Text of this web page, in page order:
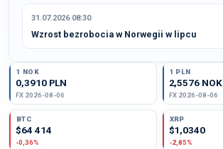
31.07.2026 08:30
Wzrost bezrobocia w Norwegii w lipcu
1 NOK
0,3910 PLN
FX 2026-08-06
1 PLN
2,5576 NOK
FX 2026-08-06
BTC
$64 414
-0,36%
XRP
$1,0340
-2,85%